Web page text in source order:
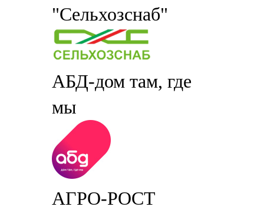
"Сельхозснаб"
АБД-дом там, где
мы
АГРО-РОСТ